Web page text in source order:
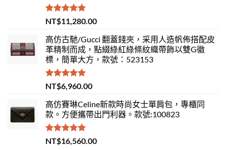
評分5.00
滿分 5
NT$11,280.00
高仿古馳/Gucci 翻蓋錢夾，采用人造帆佈搭配皮
革精制而成，點綴綠紅綠條紋織帶飾以雙G徽
標，簡單大方，款號：523153
評分 5.00
滿分 5
NT$6,960.00
高仿賽琳Celine新款時尚女士單肩包，專櫃同
款。方便攜帶出門利器。款號:100823
評分5.00
滿分 5
NT$16,560.00